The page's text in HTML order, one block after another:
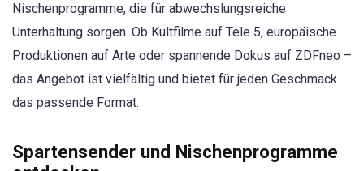
Nischenprogramme, die für abwechslungsreiche
Unterhaltung sorgen. Ob Kultfilme auf Tele 5, europäische
Produktionen auf Arte oder spannende Dokus auf ZDFneo –
das Angebot ist vielfältig und bietet für jeden Geschmack
das passende Format.
Spartensender und Nischenprogramme